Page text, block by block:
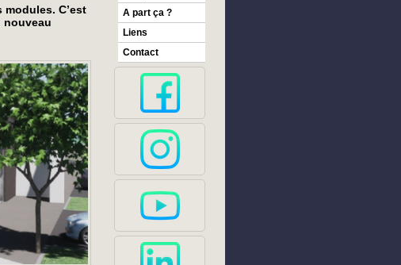
modules. C’est
nouveau
A part ça ?
Liens
Contact